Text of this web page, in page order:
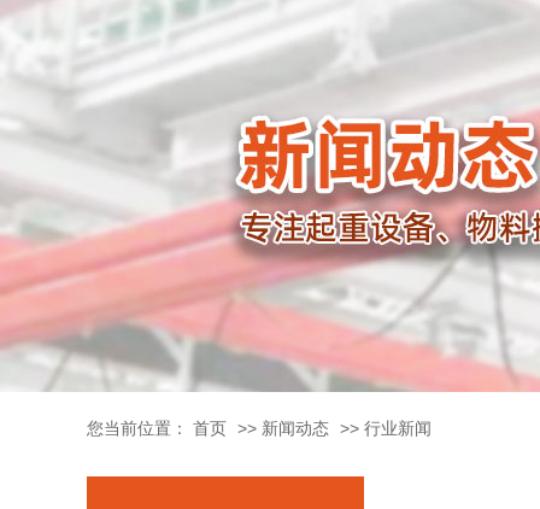
您当前位置： 首页 >> 新闻动态 >> 行业新闻